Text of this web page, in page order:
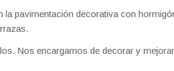
pavimentación decorativa con
Nos encargamos de decorar y